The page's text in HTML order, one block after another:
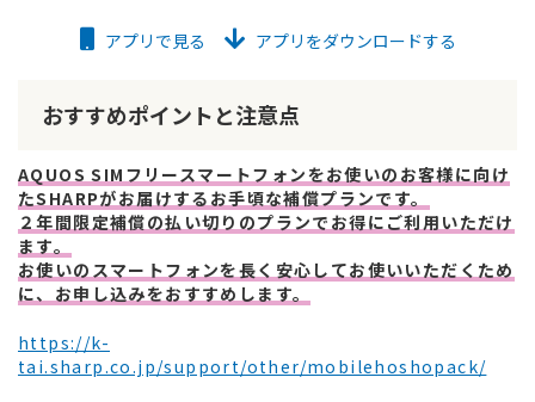
アプリで見る アプリをダウンロードする
おすすめポイントと注意点
AQUOS SIMフリースマートフォンをお使いのお客様に向け
たSHARPがお届けするお手頃な補償プランです。
２年間限定補償の払い切りのプランでお得にご利用いただけ
ます。
お使いのスマートフォンを長く安心してお使いいただくため
に、お申し込みをおすすめします。
https://k-
tai.sharp.co.jp/support/other/mobilehoshopack/